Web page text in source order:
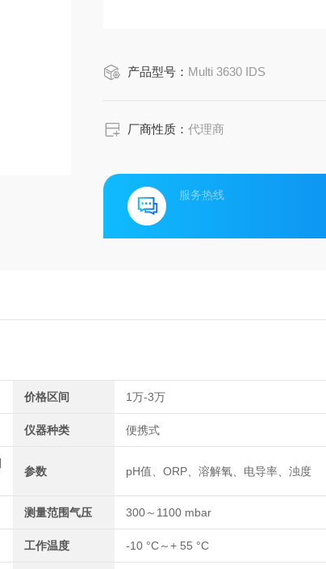
产品型号： Multi 3630 IDS
厂商性质：代理商
服务热线
价格区间 1万-3万
仪器种类 便携式
参数 pH值、ORP、溶解氧、电导率、浊度
测量范围气压 300～1100 mbar
工作温度 -10 °C～+ 55 °C